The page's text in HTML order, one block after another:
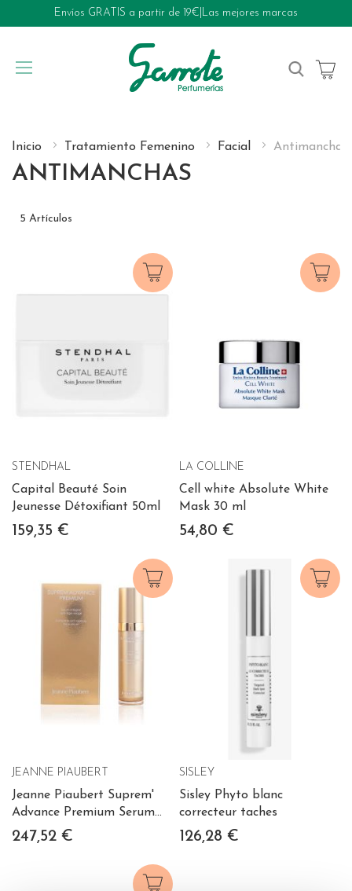
Envíos GRATIS a partir de 19€ Las mejores marcas
My Cart
Inicio Tratamiento Femenino Facial Antimanchas
ANTIMANCHAS
5 Artículos
STENDHAL
Capital Beauté Soin
Jeunesse Détoxifiant 50ml
159,35 €
LA COLLINE
Cell white Absolute White
Mask 30 ml
54,80 €
JEANNE PIAUBERT
Jeanne Piaubert Suprem'
Advance Premium Serum
Intégrale 30 ml
247,52 €
SISLEY
Sisley Phyto blanc
correcteur taches
126,28 €